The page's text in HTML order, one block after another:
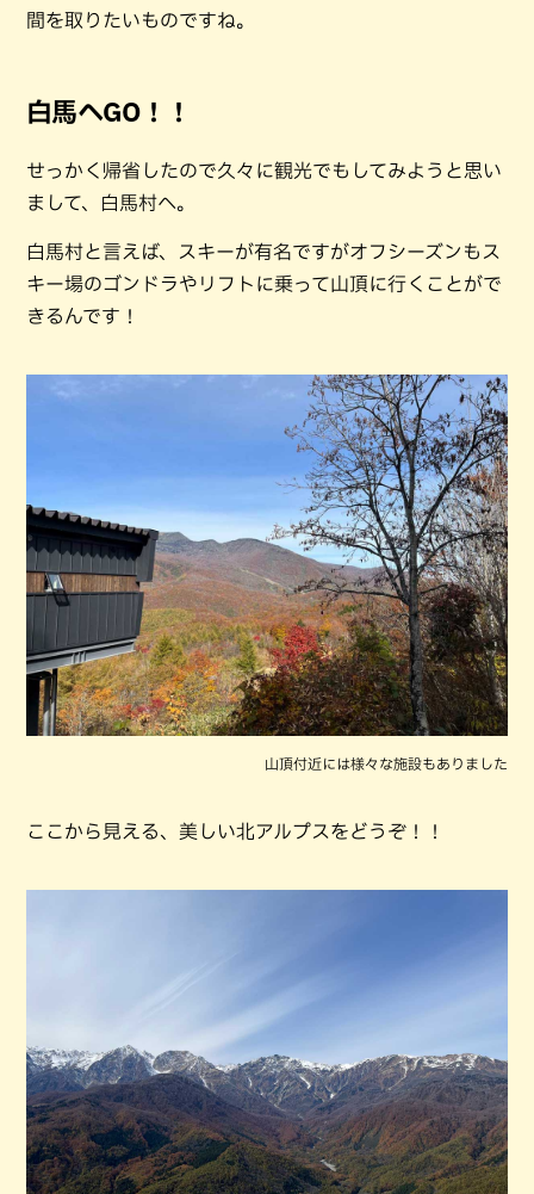
間を取りたいものですね。
白馬へGO！！
せっかく帰省したので久々に観光でもしてみようと思い
まして、白馬村へ。
白馬村と言えば、スキーが有名ですがオフシーズンもス
キー場のゴンドラやリフトに乗って山頂に行くことがで
きるんです！
山頂付近には様々な施設もありました
ここから見える、美しい北アルプスをどうぞ！！